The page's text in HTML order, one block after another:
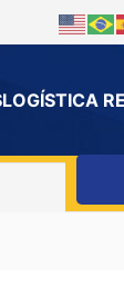
LOGÍSTICA